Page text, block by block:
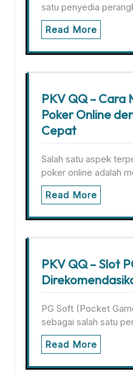
satu penyedia
Read More
PKV QQ – Cara
Poker Online
Cepat
Salah satu aspek
poker online adalah
Read More
PKV QQ – Slot
PG Soft (Pocket
sebagai salah satu
Read More